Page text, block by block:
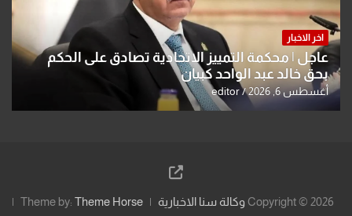
اخر الاخبار
عاجل | محكمة التمييز الاتحادية تصادق على الحكم
بحق خالد عبد الواحد كبيان
أغسطس 6, 2026 editor
Copyright © 2026 وكالة سنا الاخبارية Theme by: Theme Horse